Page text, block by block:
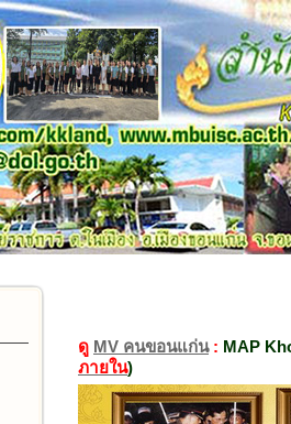
ดู MV คนขอนแก่น: MAP
ภายใน)